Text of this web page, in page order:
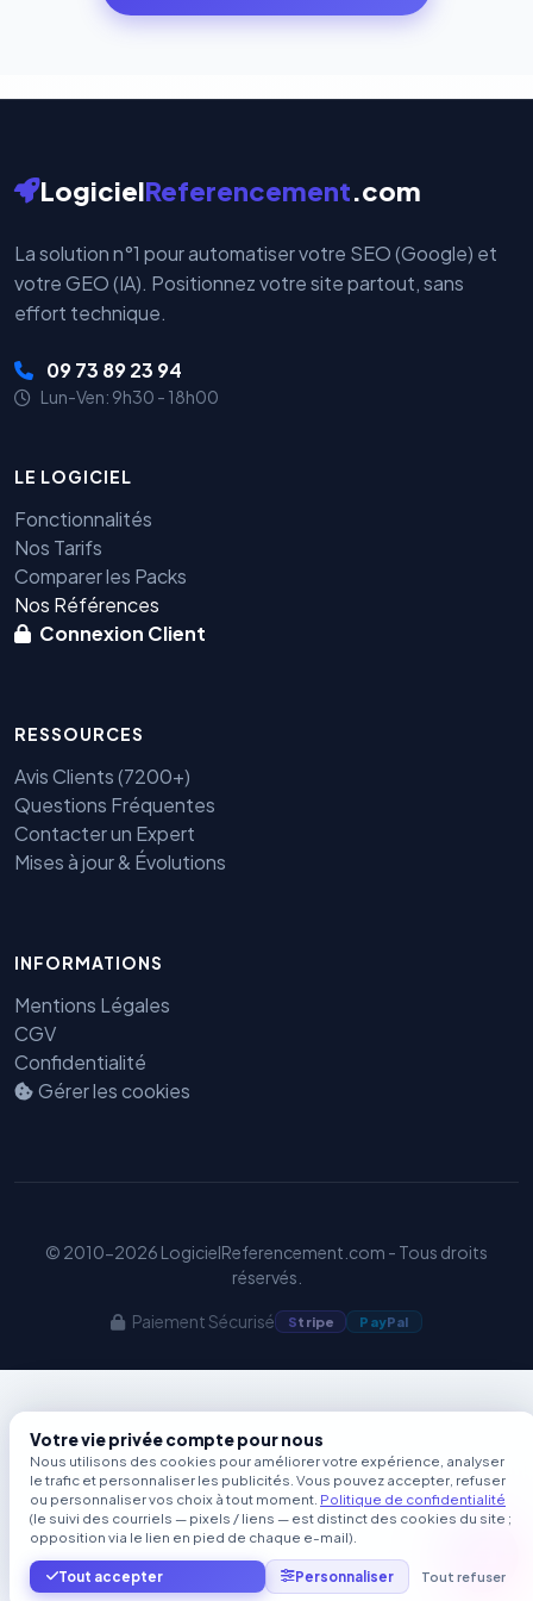
par nos serveurs — elles sont gérées directement et
LogicielReferencement.com
La solution n°1 pour automatiser votre SEO (Google) et
votre GEO (IA). Positionnez votre site partout, sans
effort technique.
09 73 89 23 94
Lun-Ven: 9h30 - 18h00
LE LOGICIEL
Fonctionnalités
Nos Tarifs
Comparer les Packs
Nos Références
Connexion Client
RESSOURCES
Avis Clients (7200+)
Questions Fréquentes
Contacter un Expert
Mises à jour & Évolutions
INFORMATIONS
Mentions Légales
CGV
Confidentialité
Gérer les cookies
© 2010-2026 LogicielReferencement.com - Tous droits
réservés.
Paiement Sécurisé Stripe PayPal
Votre vie privée compte pour nous
Nous utilisons des cookies pour améliorer votre expérience, analyser
le trafic et personnaliser les publicités. Vous pouvez accepter, refuser
ou personnaliser vos choix à tout moment. Politique de confidentialité
(le suivi des courriels — pixels / liens — est distinct des cookies du site ;
opposition via le lien en pied de chaque e-mail).
Tout accepter Personnaliser Tout refuser